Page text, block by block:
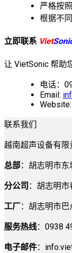
严格按
根据不
立即联系 Viet
让 VietSonic 帮助
电话：
Email:
Website:
联系我们
越南超声设备有限
总部：胡志明市
分公司 ：胡志明
工厂：胡志明市
服务热线：0938
电子邮件：